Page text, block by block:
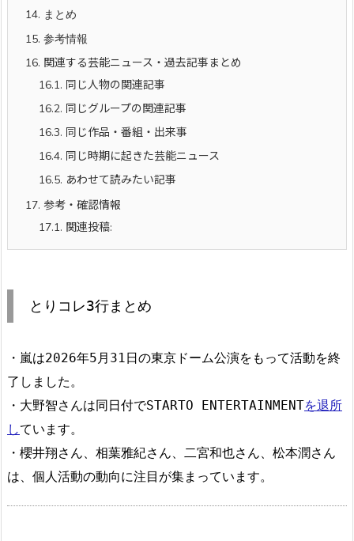
14. まとめ
15. 参考情報
16. 関連する芸能ニュース・過去記事まとめ
16.1. 同じ人物の関連記事
16.2. 同じグループの関連記事
16.3. 同じ作品・番組・出来事
16.4. 同じ時期に起きた芸能ニュース
16.5. あわせて読みたい記事
17. 参考・確認情報
17.1. 関連投稿:
とりコレ3行まとめ
・嵐は2026年5月31日の東京ドーム公演をもって活動を終
了しました。
・大野智さんは同日付でSTARTO ENTERTAINMENTを退所
しています。
・櫻井翔さん、相葉雅紀さん、二宮和也さん、松本潤さん
は、個人活動の動向に注目が集まっています。